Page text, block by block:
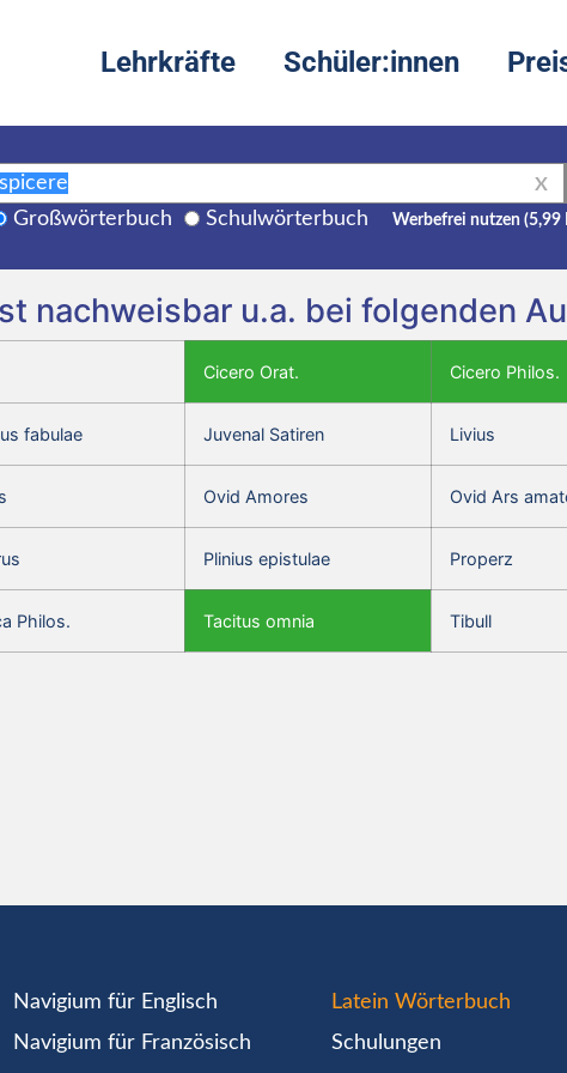
Lehrkräfte Schüler:innen
X
Großwörterbuch Schulwörterbuch Werbefrei nutzen (5,99
nachweisbar u.a. bei folgenden
Cicero Orat. Cicero Philos.
fabulae Juvenal Satiren Livius
Ovid Amores Ovid Ars
Plinius epistulae Properz
Philos. Tacitus omnia Tibull
Navigium für Englisch
Navigium für Französisch
Latein Wörterbuch
Schulungen